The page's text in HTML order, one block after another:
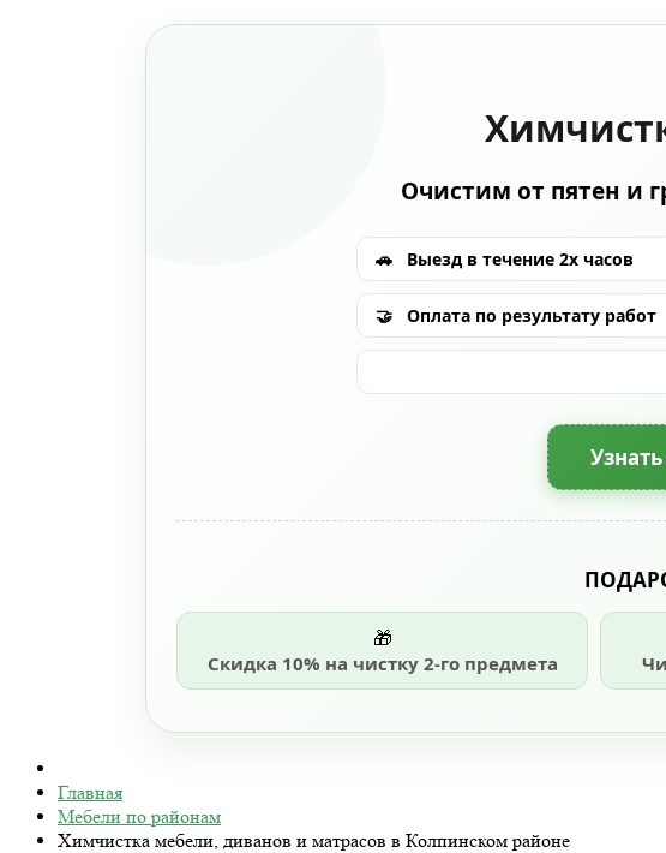
Очистим от пятен и
🚗 Выезд в течение 2х часов
🤝 Оплата по результату работ
🎁
Скидка 10% на чистку 2-го предмета
Главная
Мебели по районам
Химчистка мебели, диванов и матрасов в Колпинском районе